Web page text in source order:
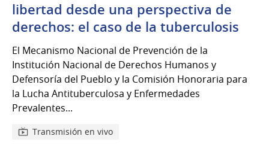
del
2025
libertad desde una perspectiva de
derechos: el caso de la tuberculosis
El Mecanismo Nacional de Prevención de la
Institución Nacional de Derechos Humanos y
Defensoría del Pueblo y la Comisión Honoraria para
la Lucha Antituberculosa y Enfermedades
Prevalentes...
Transmisión en vivo